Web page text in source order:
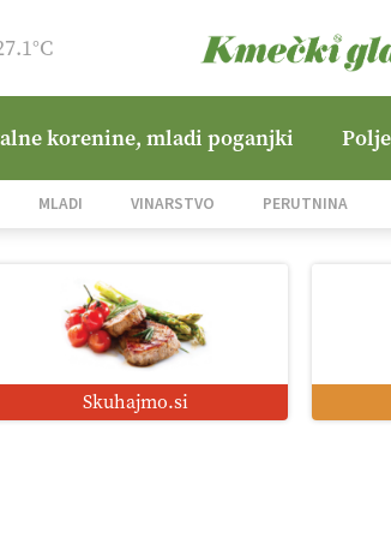
korenine, mladi poganjki
MLADI VINARSTVO PERUTNINA
Skuhajmo.si